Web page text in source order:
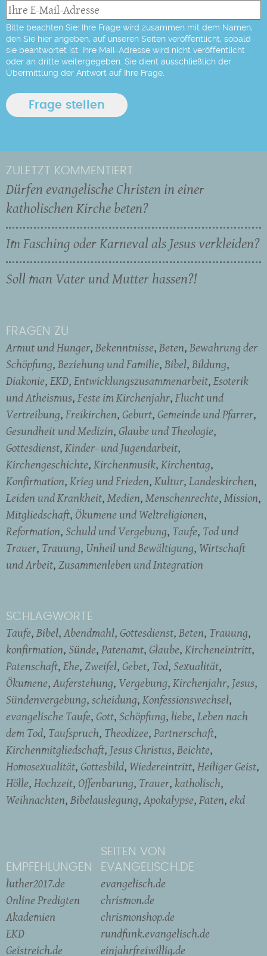
Bitte beachten Sie: Ihre Frage wird zusammen mit dem Namen,
den Sie hier angeben, auf unseren Seiten veröffentlicht, sobald
sie beantwortet ist. Ihre Mail-Adresse wird nicht veröffentlicht
oder an dritte weitergegeben. Sie dient ausschließlich der
Übermittlung der Antwort auf Ihre Frage.
ZULETZT KOMMENTIERT
Dürfen evangelische Christen in einer
katholischen Kirche beten?
Im Fasching oder Karneval als Jesus verkleiden?
Soll man Vater und Mutter hassen?!
FRAGEN ZU
Armut und Hunger Bekenntnisse Beten Bewahrung der
Schöpfung Beziehung und Familie Bibel Bildung
Diakonie EKD Entwicklungszusammenarbeit Esoterik
und Atheismus Feste im Kirchenjahr Flucht und
Vertreibung Freikirchen Geburt Gemeinde und Pfarrer
Gesundheit und Medizin Glaube und Theologie
Gottesdienst Kinder- und Jugendarbeit
Kirchengeschichte Kirchenmusik Kirchentag
Konfirmation Krieg und Frieden Kultur Landeskirchen
Leiden und Krankheit Medien Menschenrechte Mission
Mitgliedschaft Ökumene und Weltreligionen
Reformation Schuld und Vergebung Taufe Tod und
Trauer Trauung Unheil und Bewältigung Wirtschaft
und Arbeit Zusammenleben und Integration
SCHLAGWORTE
Taufe Bibel Abendmahl Gottesdienst Beten Trauung
konfirmation Sünde Patenamt Glaube Kircheneintritt
Patenschaft Ehe Zweifel Gebet Tod Sexualität
Ökumene Auferstehung Vergebung Kirchenjahr Jesus
Sündenvergebung scheidung Konfessionswechsel
evangelische Taufe Gott Schöpfung liebe Leben nach
dem Tod Taufspruch Theodizee Partnerschaft
Kirchenmitgliedschaft Jesus Christus Beichte
Homosexualität Gottesbild Wiedereintritt Heiliger Geist
Hölle Hochzeit Offenbarung Trauer katholisch
Weihnachten Bibelauslegung Apokalypse Paten ekd
EMPFEHLUNGEN
luther2017.de
Online Predigten
Akademien
EKD
Geistreich.de
SEITEN VON
EVANGELISCH.DE
evangelisch.de
chrismon.de
chrismonshop.de
rundfunk.evangelisch.de
einjahrfreiwillig.de